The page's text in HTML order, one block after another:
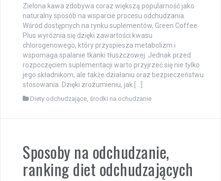
Zielona kawa zdobywa coraz większą popularność jako
naturalny sposób na wsparcie procesu odchudzania.
Wśród dostępnych na rynku suplementów, Green Coffee
Plus wyróżnia się dzięki zawartości kwasu
chlorogenowego, który przyspiesza metabolizm i
wspomaga spalanie tkanki tłuszczowej. Jednak przed
rozpoczęciem suplementacji warto przyjrzeć się nie tylko
jego składnikom, ale także działaniu oraz bezpieczeństwu
stosowania. Dzięki zrozumieniu, jak […]
Diety odchudzające środki na ochudzanie
Sposoby na odchudzanie,
ranking diet odchudzających